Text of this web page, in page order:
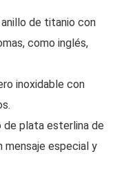
de titanio con
como inglés,
inoxidable con
de plata esterlina de
mensaje especial y